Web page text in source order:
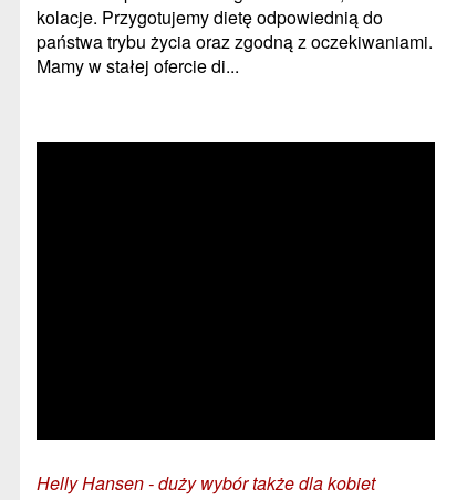
kolacje. Przygotujemy dietę odpowiednią do
państwa trybu życia oraz zgodną z oczekiwaniami.
Mamy w stałej ofercie di...
Helly Hansen - duży wybór także dla kobiet